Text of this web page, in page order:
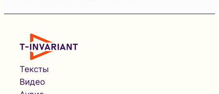
Тексты
Видео